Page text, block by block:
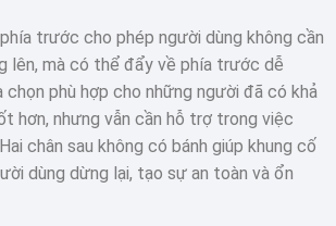
trước cho phép người dùng không cần
lên, mà có thể đẩy về phía trước dễ
phù hợp cho những người đã có khả
hơn, nhưng vẫn cần hỗ trợ trong việc
chân sau không có bánh giúp khung cố
dùng dừng lại, tạo sự an toàn và ổn